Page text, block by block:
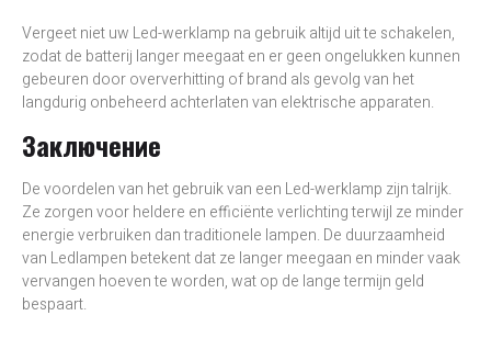
Vergeet niet uw Led-werklamp na gebruik altijd uit te schakelen,
zodat de batterij langer meegaat en er geen ongelukken kunnen
gebeuren door oververhitting of brand als gevolg van het
langdurig onbeheerd achterlaten van elektrische apparaten.
Заключение
De voordelen van het gebruik van een Led-werklamp zijn talrijk.
Ze zorgen voor heldere en efficiënte verlichting terwijl ze minder
energie verbruiken dan traditionele lampen. De duurzaamheid
van Ledlampen betekent dat ze langer meegaan en minder vaak
vervangen hoeven te worden, wat op de lange termijn geld
bespaart.